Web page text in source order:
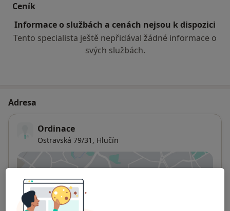
Ceník
Informace o službách a cenách nejsou k dispozici
Tento specialista ještě nepřidával žádné informace o
svých službách.
Adresa
Ordinace
Ostravská 79/31, Hlučín
Dostupnost
Na této adrese online kalendář není aktivní